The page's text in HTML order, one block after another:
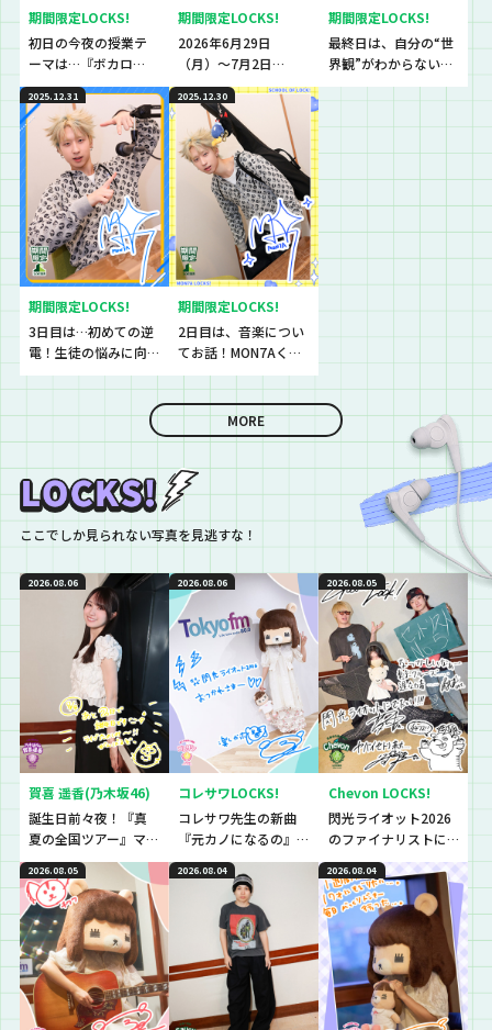
期間限定LOCKS!
初日の今夜の授業テ
ーマは…『ボカロ
P』！syudou先生の
活動の原点である
『ボカロ』につい
て！
期間限定LOCKS!
2026年6月29日
（月）〜7月2日
（木）の4日間限定！
シンガーソングライ
ター・ボカロPの
syudou先生による特
別授業、 「syudou
LOCKS!」が開講！
期間限定LOCKS!
最終日は、自分の“世
界観”がわからないと
いう生徒と逆電！さ
2025.12.31
期間限定LOCKS!
3日目は…初めての逆
電！生徒の悩みに向
き合います
2025.12.30
期間限定LOCKS!
2日目は、音楽につい
てお話！MON7Aくん
が好きな音楽とは？
MORE
ここでしか見られない写真を見逃すな！
2026.08.06
賀喜 遥香(乃木坂46)
誕生日前々夜！『真
夏の全国ツアー』マ
ストアイテムと
は！？
2026.08.06
コレサワLOCKS!
コレサワ先生の新曲
『元カノになるの』
初解禁！！！！！
2026.08.05
Chevon LOCKS!
閃光ライオット2026
のファイナリストに
思わず「なんであん
な上手いの？！」さ
らに今夜は『セット
リストNo.5』の授
業！
2026.08.05 2026.08.04 2026.08.04